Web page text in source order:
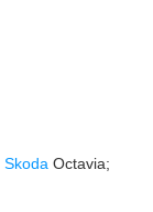
Skoda Octavia;